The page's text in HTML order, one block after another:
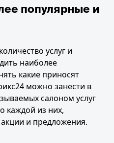
популярные и
услуг и
наиболее
какие приносят
можно занести в
салоном услуг
каждой из них,
и предложения.